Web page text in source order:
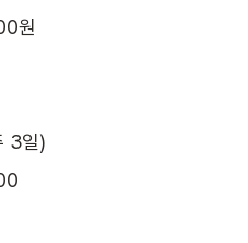
원
3일)